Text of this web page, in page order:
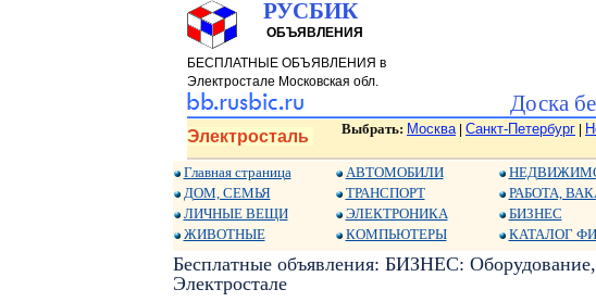
РУСБИК
ОБЪЯВЛЕНИЯ
БЕСПЛАТНЫЕ ОБЪЯВЛЕНИЯ в
Электростале Московская обл.
Доска
Электросталь Выбрать: Москва| Санкт-Петербург
Главная страница
ДОМ, СЕМЬЯ
ЛИЧНЫЕ ВЕЩИ
ЖИВОТНЫЕ
АВТОМОБИЛИ
ТРАНСПОРТ
ЭЛЕКТРОНИКА
КОМПЬЮТЕРЫ
РАБОТА,
БИЗНЕС
КАТАЛОГ
Бесплатные объявления: БИЗНЕС:
Электростале